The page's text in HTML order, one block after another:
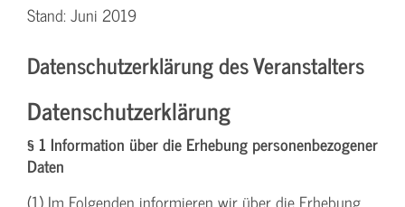
Stand: Juni 2019
Datenschutzerklärung des Veranstalters
Datenschutzerklärung
§ 1 Information über die Erhebung personenbezogener
Daten